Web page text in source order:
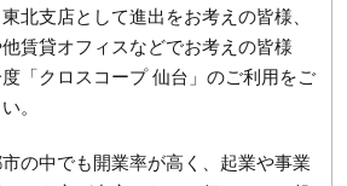
北支店として進出をお考えの皆様、
賃貸オフィスなどでお考えの皆様
「クロスコープ 仙台」のご利用をご
。
の中でも開業率が高く、起業や事業